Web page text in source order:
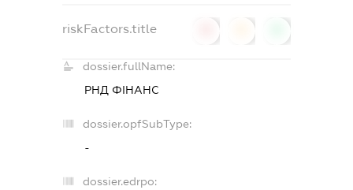
riskFactors.title
dossier.fullName:
РНД ФІНАНС
dossier.opfSubType:
-
dossier.edrpo: